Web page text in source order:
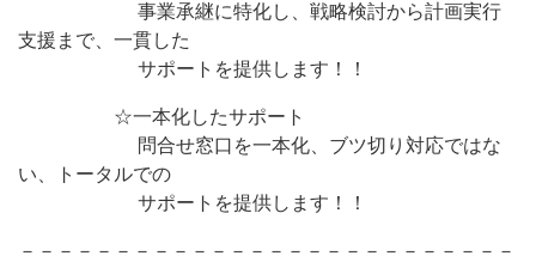
事業承継に特化し、戦略検討から計画実行
支援まで、一貫した
サポートを提供します！！
☆一本化したサポート
問合せ窓口を一本化、ブツ切り対応ではな
い、トータルでの
サポートを提供します！！
－－－－－－－－－－－－－－－－－－－－－－－－－－